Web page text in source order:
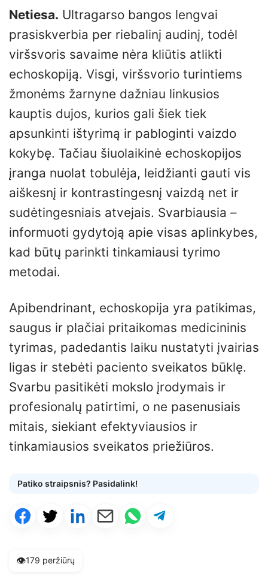
Netiesa. Ultragarso bangos lengvai
prasiskverbia per riebalinį audinį, todėl
viršsvoris savaime nėra kliūtis atlikti
echoskopiją. Visgi, viršsvorio turintiems
žmonėms žarnyne dažniau linkusios
kauptis dujos, kurios gali šiek tiek
apsunkinti ištyrimą ir pabloginti vaizdo
kokybę. Tačiau šiuolaikinė echoskopijos
įranga nuolat tobulėja, leidžianti gauti vis
aiškesnį ir kontrastingesnį vaizdą net ir
sudėtingesniais atvejais. Svarbiausia –
informuoti gydytoją apie visas aplinkybes,
kad būtų parinkti tinkamiausi tyrimo
metodai.
Apibendrinant, echoskopija yra patikimas,
saugus ir plačiai pritaikomas medicininis
tyrimas, padedantis laiku nustatyti įvairias
ligas ir stebėti paciento sveikatos būklę.
Svarbu pasitikėti mokslo įrodymais ir
profesionalų patirtimi, o ne pasenusiais
mitais, siekiant efektyviausios ir
tinkamiausios sveikatos priežiūros.
Patiko straipsnis? Pasidalink!
👁️179 peržiūrų